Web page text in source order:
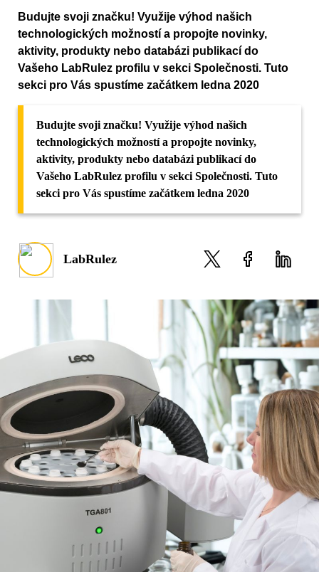
Budujte svoji značku! Využije výhod našich
technologických možností a propojte novinky,
aktivity, produkty nebo databázi publikací do
Vašeho LabRulez profilu v sekci Společnosti. Tuto
sekci pro Vás spustíme začátkem ledna 2020
Budujte svoji značku! Využije výhod našich
technologických možností a propojte novinky,
aktivity, produkty nebo databázi publikací do
Vašeho LabRulez profilu v sekci Společnosti. Tuto
sekci pro Vás spustíme začátkem ledna 2020
LabRulez